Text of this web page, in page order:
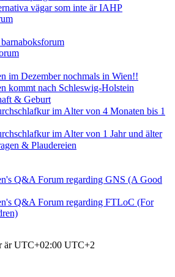
vägar som inte är IAHP
im Dezember nochmals in Wien!!
kommt nach Schleswig-Holstein
& Geburt
im Alter von 4 Monaten bis 1
im Alter von 1 Jahr und älter
& Plaudereien
Q&A Forum regarding GNS (A Good
Q&A Forum regarding FTLoC (For
är UTC+02:00 UTC+2